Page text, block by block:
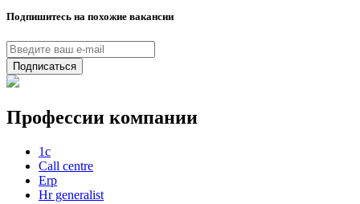
Подпишитесь на похожие вакансии
Подписаться
Профессии компании
1с
Call centre
Erp
Hr generalist